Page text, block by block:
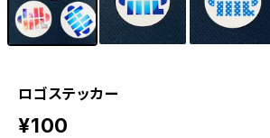
ロゴステッカー
¥100